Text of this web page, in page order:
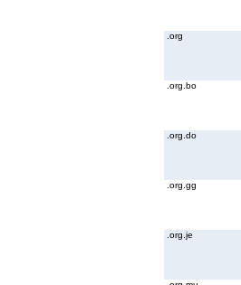
.org
.org.bo
.org.do
.org.gg
.org.je